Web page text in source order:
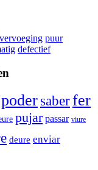
puur
defectief
podersaberfer
pujar passar viure
deure enviar